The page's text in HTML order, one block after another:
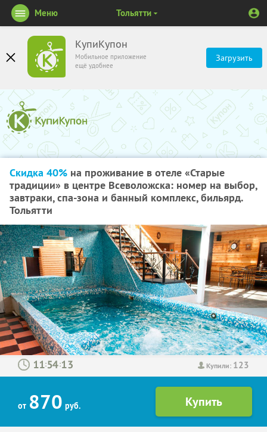
КупиКупон
Мобильное приложение
ещё удобнее
Загрузить
Меню Тольятти
Скидка 40% на проживание в отеле «Старые
традиции» в центре Всеволожска: номер на выбор,
завтраки, спа-зона и банный комплекс, бильярд.
Тольятти
Купили: 123
: :
от 870 руб.